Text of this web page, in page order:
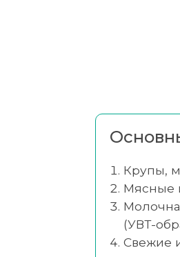
Крупы,
Мясные
(УВТ-
Свежие